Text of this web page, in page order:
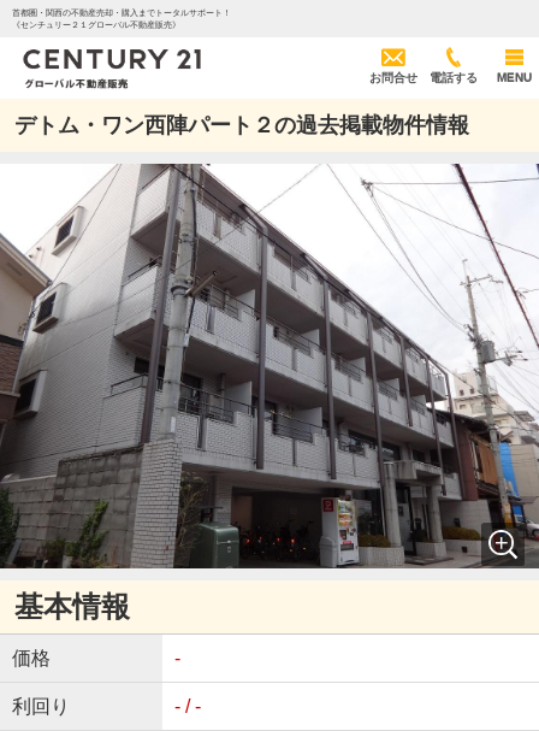
首都圏・関西の不動産売却・購入までトータルサポート！
《センチュリー２１グローバル不動産販売》
お問合せ 電話する MENU
デトム・ワン西陣パート２の過去掲載物件情報
基本情報
価格 -
利回り - / -